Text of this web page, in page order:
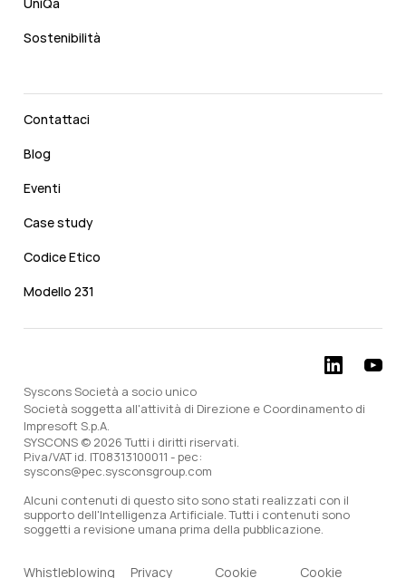
Sostenibilità
Contattaci
Blog
Eventi
Case study
Codice Etico
Modello 231
Syscons Società a socio unico
Società soggetta all'attività di Direzione e Coordinamento di
Impresoft S.p.A.
SYSCONS © 2026 Tutti i diritti riservati.
P.iva/VAT id. IT08313100011 - pec:
syscons@pec.sysconsgroup.com
Alcuni contenuti di questo sito sono stati realizzati con il
supporto dell'Intelligenza Artificiale. Tutti i contenuti sono
soggetti a revisione umana prima della pubblicazione.
Whistleblowing Privacy Cookie Cookie